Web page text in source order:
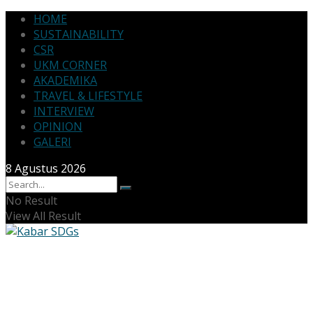
HOME
SUSTAINABILITY
CSR
UKM CORNER
AKADEMIKA
TRAVEL & LIFESTYLE
INTERVIEW
OPINION
GALERI
8 Agustus 2026
No Result
View All Result